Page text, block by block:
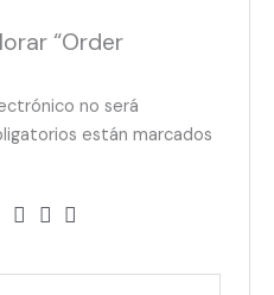
“Order
no será
están marcados